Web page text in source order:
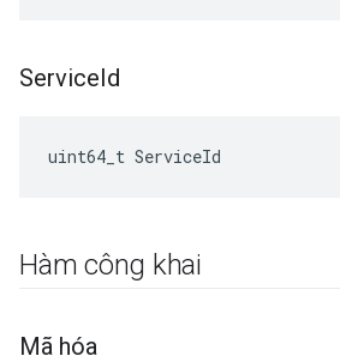
ServiceId
uint64_t ServiceId
Hàm công khai
Mã hóa